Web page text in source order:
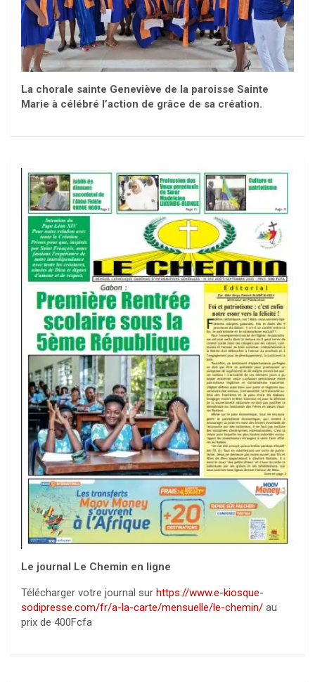
La chorale sainte Geneviève de la paroisse Sainte
Marie à célébré l’action de grâce de sa création.
Le journal Le Chemin en ligne
Télécharger votre journal sur https://www.e-kiosque-
sodipresse.com/fr/a-la-carte/mensuelle/le-chemin/ au
prix de 400Fcfa